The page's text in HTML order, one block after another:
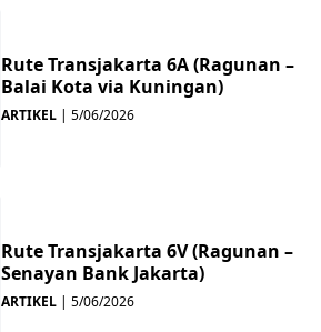
Rute Transjakarta 6A (Ragunan –
Balai Kota via Kuningan)
ARTIKEL | 5/06/2026
Rute Transjakarta 6V (Ragunan –
Senayan Bank Jakarta)
ARTIKEL | 5/06/2026